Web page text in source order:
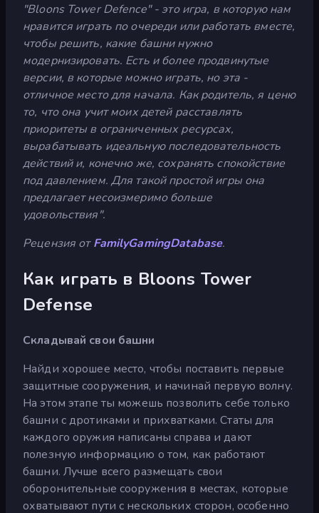
"Bloons Tower Defence" - это игра, в которую нам
нравится играть по очереди или работать вместе,
чтобы решить, какие башни нужно
модернизировать. Есть и более продвинутые
версии, в которые можно играть, но эта -
отличное место для начала. Как родитель, я ценю
то, что она учит моих детей расставлять
приоритеты в ограниченных ресурсах,
вырабатывать идеальную последовательность
действий и, конечно же, сохранять спокойствие
под давлением. Для такой простой игры она
предлагает несоизмеримо больше
удовольствия".
Рецензия отFamilyGamingDatabase.
Как играть в Bloons Tower
Defense
Складывай свои башни
Найди хорошее место, чтобы поставить первые
защитные сооружения, и начинай первую волну.
На этом этапе ты можешь позволить себе только
башни с дротиками и прихватками. Статы для
каждого оружия написаны справа и дают
полезную информацию о том, как работают
башни. Лучше всего размещать свои
оборонительные сооружения в местах, которые
охватывают пути с нескольких сторон, особенно